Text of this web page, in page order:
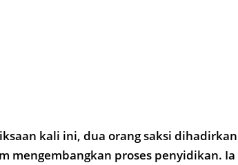
kali ini, dua orang saksi
mengembangkan proses penyidikan.